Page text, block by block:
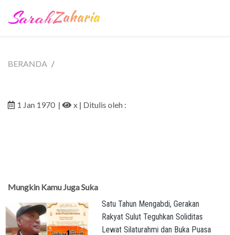
BERANDA
1 Jan 1970 | x | Ditulis oleh :
Mungkin Kamu Juga Suka
Satu Tahun Mengabdi, Gerakan
Rakyat Sulut Teguhkan Soliditas
Lewat Silaturahmi dan Buka Puasa